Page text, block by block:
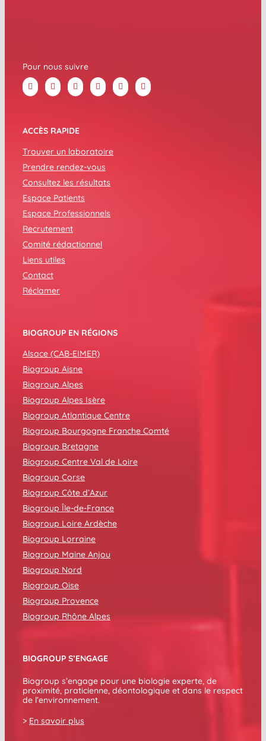
Pour nous suivre
ACCÈS RAPIDE
Trouver un laboratoire
Prendre rendez-vous
Consultez les résultats
Espace Patients
Espace Professionnels
Recrutement
Comité rédactionnel
Liens utiles
Contact
Réclamer
BIOGROUP EN RÉGIONS
Alsace (CAB-EIMER)
Biogroup Aisne
Biogroup Alpes
Biogroup Alpes Isère
Biogroup Atlantique Centre
Biogroup Bourgogne Franche Comté
Biogroup Bretagne
Biogroup Centre Val de Loire
Biogroup Corse
Biogroup Côte d’Azur
Biogroup Île-de-France
Biogroup Loire Ardèche
Biogroup Lorraine
Biogroup Maine Anjou
Biogroup Nord
Biogroup Oise
Biogroup Provence
Biogroup Rhône Alpes
BIOGROUP S’ENGAGE
Biogroup s’engage pour une biologie experte, de
proximité, praticienne, déontologique et dans le respect
de l’environnement.
> En savoir plus